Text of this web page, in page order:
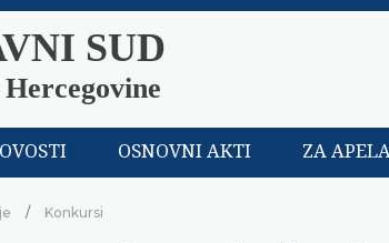
SUD
OSNOVNI AKTI ZA
Konkursi